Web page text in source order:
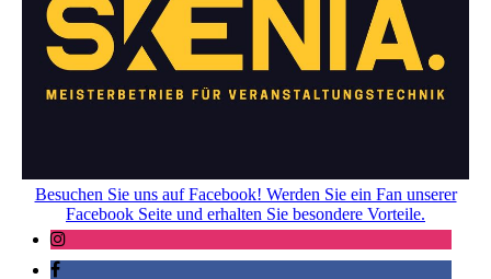
Besuchen Sie uns auf Facebook! Werden Sie ein Fan unserer
Facebook Seite und erhalten Sie besondere Vorteile.